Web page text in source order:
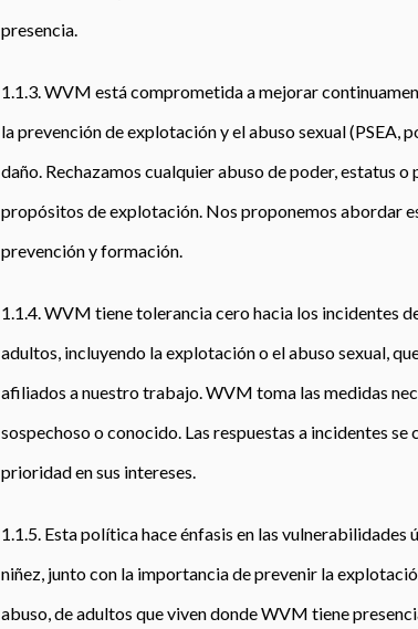
presencia.
1.1.3. WVM está comprometida a mejorar
la prevención de explotación y el abuso sexual (PSEA,
daño. Rechazamos cualquier abuso de poder, estatus
propósitos de explotación. Nos proponemos abordar
prevención y formación.
1.1.4. WVM tiene tolerancia cero hacia los incidentes
adultos, incluyendo la explotación o el abuso sexual,
afiliados a nuestro trabajo. WVM toma las medidas
sospechoso o conocido. Las respuestas a incidentes
prioridad en sus intereses.
1.1.5. Esta política hace énfasis en las
niñez, junto con la importancia de prevenir la
abuso, de adultos que viven donde WVM tiene